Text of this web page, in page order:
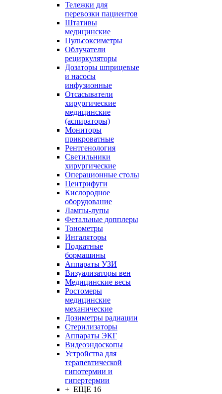
Тележки для
перевозки пациентов
Штативы
медицинские
Пульсоксиметры
Облучатели
рециркуляторы
Дозаторы шприцевые
и насосы
инфузионные
Отсасыватели
хирургические
медицинские
(аспираторы)
Мониторы
прикроватные
Рентгенология
Светильники
хирургические
Операционные столы
Центрифуги
Кислородное
оборудование
Лампы-лупы
Фетальные допплеры
Тонометры
Ингаляторы
Подкатные
бормашины
Аппараты УЗИ
Визуализаторы вен
Медицинские весы
Ростомеры
медицинские
механические
Дозиметры радиации
Стерилизаторы
Аппараты ЭКГ
Видеоэндоскопы
Устройства для
терапевтической
гипотермии и
гипертермии
+ ЕЩЕ 16